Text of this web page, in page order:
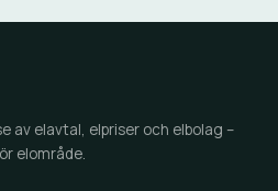
av elavtal, elpriser och elbolag –
elområde.